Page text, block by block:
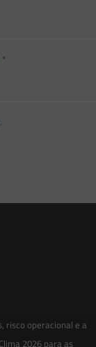
*
risco operacional e a
2026 para as